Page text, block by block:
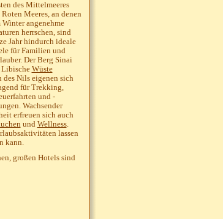
des Mittelmeeres
Roten Meeres, an denen
Winter angenehme
herrschen, sind
Jahr hindurch ideale
für Familien und
Der Berg Sinai
Wüste
des Nils eigenen sich
für Trekking,
und -
Wachsender
erfreuen sich auch
und Wellness.
lassen
kann.
großen Hotels sind